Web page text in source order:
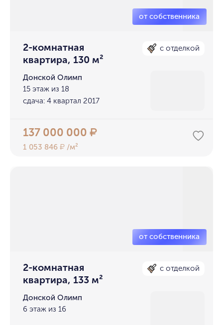
2-комнатная
квартира, 130 м²
с отделкой
Донской Олимп
15 этаж из 18
сдача: 4 квартал 2017
137 000 000₽
1 053 846₽ /м²
2-комнатная
квартира, 133 м²
с отделкой
Донской Олимп
6 этаж из 16